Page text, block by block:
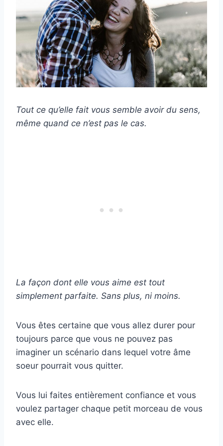
Tout ce qu’elle fait vous semble avoir du sens,
même quand ce n’est pas le cas.
La façon dont elle vous aime est tout
simplement parfaite. Sans plus, ni moins.
Vous êtes certaine que vous allez durer pour
toujours parce que vous ne pouvez pas
imaginer un scénario dans lequel votre âme
soeur pourrait vous quitter.
Vous lui faites entièrement confiance et vous
voulez partager chaque petit morceau de vous
avec elle.